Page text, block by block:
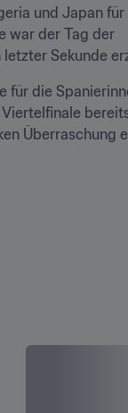
und Japan für
war der Tag der
Sekunde
für die
Überraschung